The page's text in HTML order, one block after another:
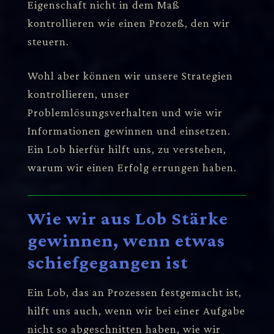
Eigenschaft nicht in dem Maß
kontrollieren wie einen Prozeß, den wir
steuern.
Wohl aber können wir unsere Strategien
kontrollieren, unser
Problemlösungsverhalten und wie wir
Informationen gewinnen und einsetzen.
Ein Lob hierfür hilft uns, zu verstehen,
warum wir einen Erfolg errungen haben.
Wie wir aus Lob Stärke
gewinnen, wenn etwas
schiefgegangen ist
Ein Lob, das an Prozessen festgemacht ist,
hilft uns auch, wenn wir bei einer Aufgabe
nicht so abgeschnitten haben, wie wir